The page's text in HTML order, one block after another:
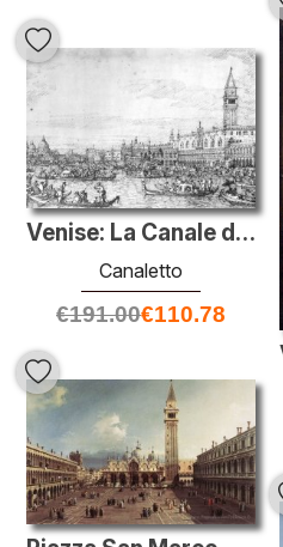
Venise: La Canale di San Marco avec le Bucintoro à l'ancre
Canaletto
€191.00€110.78